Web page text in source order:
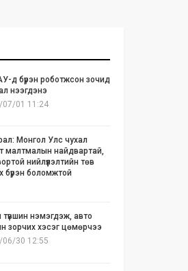
д бүрэн роботжсон зочид
нээгдэнэ
07/01 11:24
Монгол Улс чухал
малтмалын найдвартай,
нийлүүлэлтийн төв
бүрэн боломжтой
нэмэгдэж, авто
зорчих хэсэг цөмөрчээ
06/30 12:55